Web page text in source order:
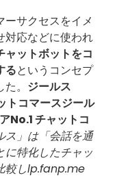
サクセスをイメ
対応などに使われ
ャットボットをコ
るというコンセプ
。 ジールス
コマースジール
チャットコ
ス」は「会話を通
に特化したチャッ
較しlp.fanp.me